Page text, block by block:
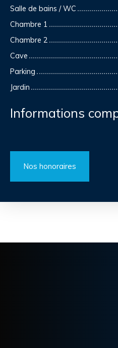
Salle de bains / WC
Chambre 1
Chambre 2
Cave
Parking
Jardin
Informations
Nos honoraires